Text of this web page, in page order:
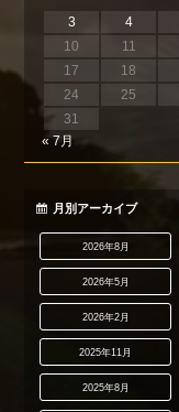
3
4
10
11
17
18
24
25
31
« 7月
月別アーカイブ
2026年8月
2026年5月
2026年2月
2025年11月
2025年8月